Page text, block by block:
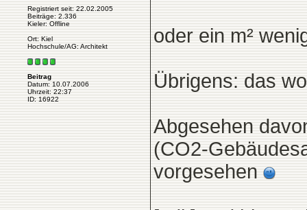
Registriert seit: 22.02.2005
Beiträge: 2.336
Kieler: Offline
Ort: Kiel
Hochschule/AG: Architekt
Beitrag
Datum: 10.07.2006
Uhrzeit: 22:37
ID: 16922
oder ein m²
Übrigens: das
Abgesehen
(CO2-
vorgesehen